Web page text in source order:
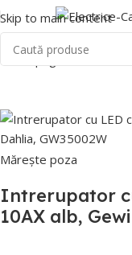
Skip to main content
Prima pagină
Mărește poza
Intrerupator
10AX alb,